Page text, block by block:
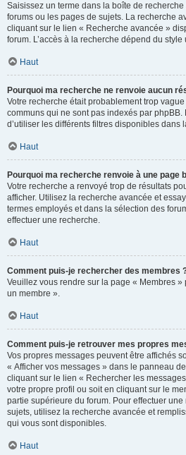
Saisissez un terme dans la boîte de
forums ou les pages de sujets. La recherche
cliquant sur le lien « Recherche avancée »
forum. L’accès à la recherche dépend du style
Haut
Pourquoi ma recherche ne renvoie aucun
Votre recherche était probablement trop
communs qui ne sont pas indexés par phpBB.
d’utiliser les différents filtres disponibles dans
Haut
Pourquoi ma recherche renvoie à une page
Votre recherche a renvoyé trop de résultats
afficher. Utilisez la recherche avancée et
termes employés et dans la sélection des
effectuer une recherche.
Haut
Comment puis-je rechercher des membres
Veuillez vous rendre sur la page « Membres
un membre ».
Haut
Comment puis-je retrouver mes propres
Vos propres messages peuvent être affichés
« Afficher vos messages » dans le panneau
cliquant sur le lien « Rechercher les
votre propre profil ou soit en cliquant sur le
partie supérieure du forum. Pour effectuer
sujets, utilisez la recherche avancée et
qui vous sont disponibles.
Haut